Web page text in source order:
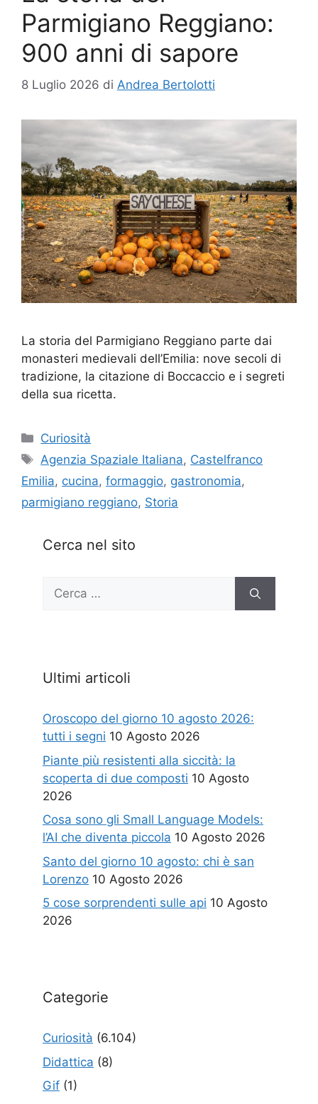
Parmigiano Reggiano:
900 anni di sapore
8 Luglio 2026 di Andrea Bertolotti
La storia del Parmigiano Reggiano parte dai
monasteri medievali dell’Emilia: nove secoli di
tradizione, la citazione di Boccaccio e i segreti
della sua ricetta.
Categorie
Curiosità
Tag
Agenzia Spaziale Italiana, Castelfranco
Emilia, cucina, formaggio, gastronomia,
parmigiano reggiano, Storia
Cerca nel sito
Ricerca
Ultimi articoli
Oroscopo del giorno 10 agosto 2026:
tutti i segni 10 Agosto 2026
Piante più resistenti alla siccità: la
scoperta di due composti 10 Agosto
2026
Cosa sono gli Small Language Models:
l’AI che diventa piccola 10 Agosto 2026
Santo del giorno 10 agosto: chi è san
Lorenzo 10 Agosto 2026
5 cose sorprendenti sulle api 10 Agosto
2026
Categorie
Curiosità (6.104)
Didattica (8)
Gif (1)